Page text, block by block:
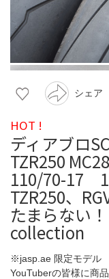
シェア
HOT !
ディアブロ
TZR250
110/70-17
TZR250、
たまらない
collection
※jasp.ae 限定モデル
YouTuberの皆様に商